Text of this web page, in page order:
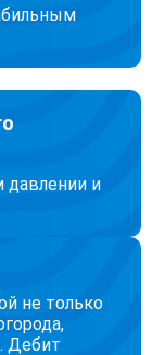
давлении и
не только
Дебит